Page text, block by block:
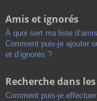
Amis et ignorés
À quoi sert ma liste
Comment puis-je ajouter
et d’ignorés ?
Recherche dans
Comment puis-je